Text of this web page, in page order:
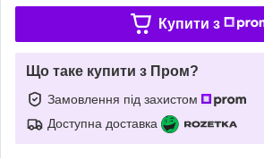
Купити з
Що таке купити з Пром?
Замовлення під захистом
Доступна доставка